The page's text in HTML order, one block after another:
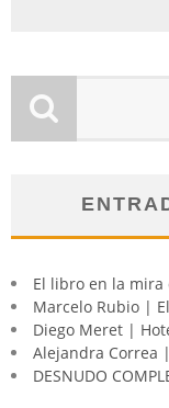
El libro en la mira
Marcelo Rubio |
Diego Meret |
Alejandra Correa
DESNUDO